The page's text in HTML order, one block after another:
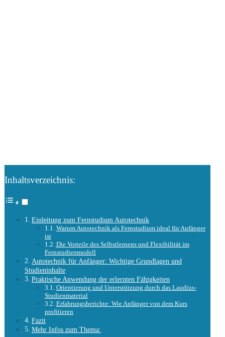
Inhaltsverzeichnis:
Einleitung zum Fernstudium Autotechnik
Warum Autotechnik als Fernstudium ideal für Anfänger
ist
Die Vorteile des Selbstlernens und Flexibilität im
Fernstudienmodell
Autotechnik für Anfänger: Wichtige Grundlagen und
Studieninhalte
Praktische Anwendung der erlernten Fähigkeiten
Orientierung und Unterstützung durch das Laudius-
Studienmaterial
Erfahrungsberichte: Wie Anfänger von dem Kurs
profitieren
Fazit
Mehr Infos zum Thema: